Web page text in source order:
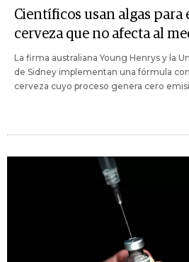
Científicos usan algas para
cerveza que no afecta al
La firma australiana Young Henrys y la
de Sidney implementan una fórmula
cerveza cuyo proceso genera cero